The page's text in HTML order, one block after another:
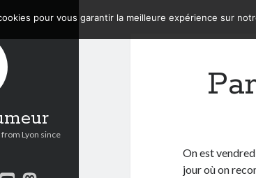
Lyon since
On est
jour où on
pour vous garantir la meilleure expérience sur